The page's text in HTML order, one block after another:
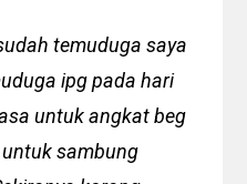
temuduga saya
ipg pada hari
untuk angkat beg
sambung